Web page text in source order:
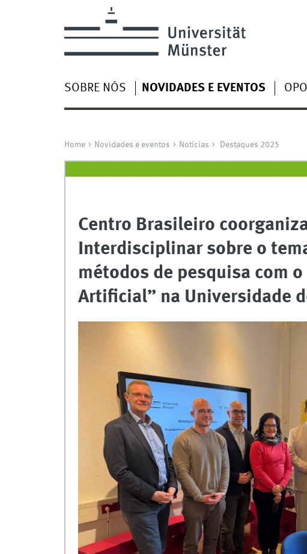
SOBRE NÓS NOVIDADES E EVENTOS
Home Novidades e eventos Notícias Destaques 2025
Centro Brasileiro
Interdisciplinar sobre o
métodos de pesquisa com
Artificial” na Universidade